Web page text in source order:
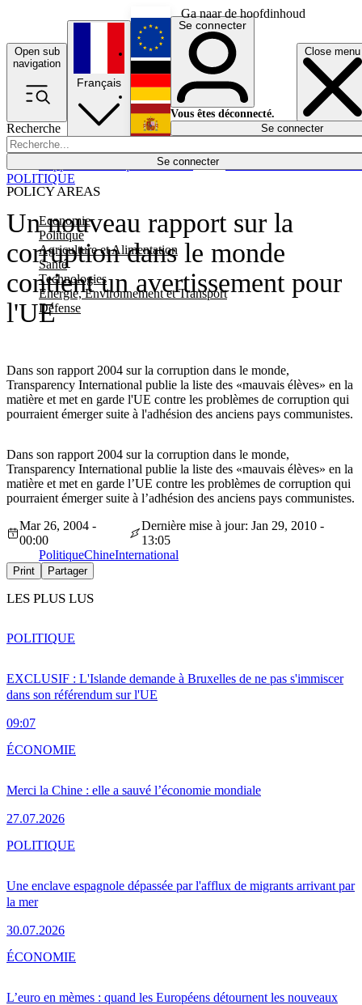
Ga naar de hoofdinhoud
Open sub
navigation
Close menu
Recherche
Se connecter
POLICY AREAS
Economie
Politique
Agriculture et Alimentation
Santé
Technologies
Energie, Environnement et Transport
Défense
Économie
Français
English
Deutsch
Español
Se connecter
Vous êtes déconnecté.
Se connecter
Un nouveau rapport sur la
corruption dans le monde
contient un avertissement pour
l'UE
Dans son rapport 2004 sur la corruption dans le monde,
Transparency International publie la liste des «mauvais élèves» en la
matière et met en garde l'UE contre les problèmes de corruption qui
pourraient émerger suite à l'adhésion des anciens pays communistes.
POLITIQUE
Dans son rapport 2004 sur la corruption dans le monde,
Transparency International publie la liste des «mauvais élèves» en la
matière et met en garde l’UE contre les problèmes de corruption qui
pourraient émerger suite à l’adhésion des anciens pays communistes.
Mar 26, 2004 -
00:00
Dernière mise à jour: Jan 29, 2010 -
13:05
PolitiqueChineInternational
Print Partager
LES PLUS LUS
EXCLUSIF : L'Islande demande à Bruxelles de ne pas s'immiscer
dans son référendum sur l'UE
09:07
POLITIQUE
Merci la Chine : elle a sauvé l’économie mondiale
27.07.2026
ÉCONOMIE
Une enclave espagnole dépassée par l'afflux de migrants arrivant par
la mer
30.07.2026
POLITIQUE
L’euro en mèmes : quand les Européens détournent les nouveaux
ÉCONOMIE